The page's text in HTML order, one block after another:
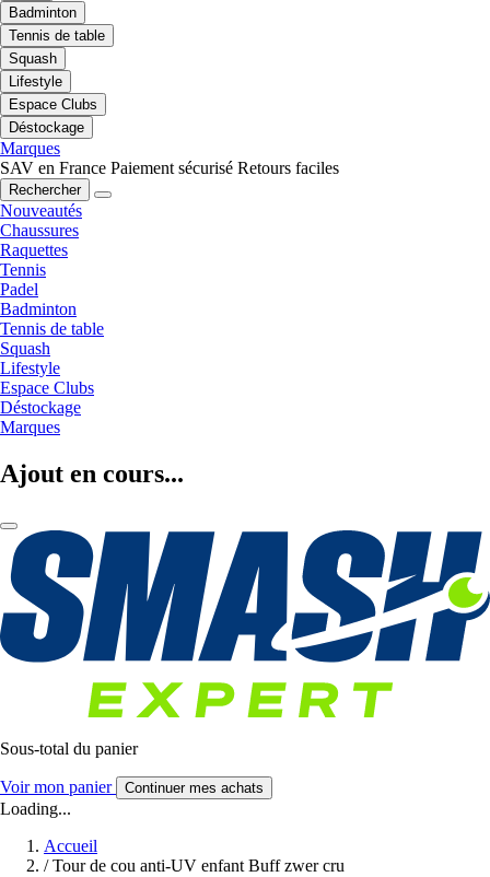
Badminton
Tennis de table
Squash
Lifestyle
Espace Clubs
Déstockage
Marques
SAV en France Paiement sécurisé Retours faciles
Rechercher
Nouveautés
Chaussures
Raquettes
Tennis
Padel
Badminton
Tennis de table
Squash
Lifestyle
Espace Clubs
Déstockage
Marques
Ajout en cours...
Sous-total du panier
Voir mon panier Continuer mes achats
Loading...
Accueil
/ Tour de cou anti-UV enfant Buff zwer cru